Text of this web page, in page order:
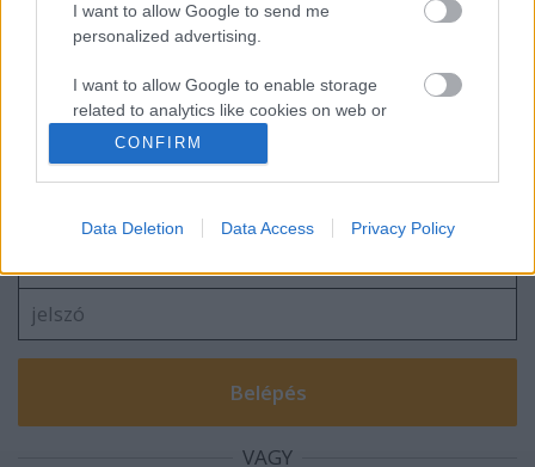
I want to allow Google to send me
personalized advertising.
I want to allow Google to enable storage
related to analytics like cookies on web or
device identifiers in apps.
I want to allow Google to enable storage
related to security, including authentication
functionality and fraud prevention, and other
CONFIRM
Data Deletion Data Access Privacy Policy
Óriáshüllők fogadhatták az ausztrálokat!
Szólj hozzá!
VAGY